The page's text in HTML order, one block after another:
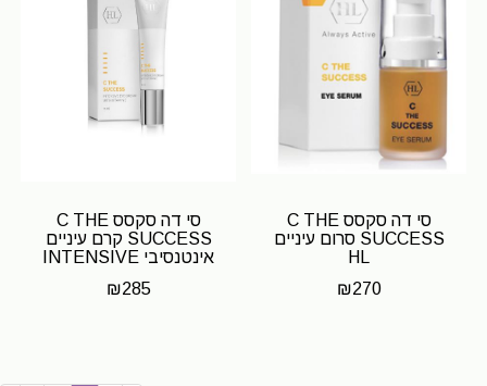
סי דה סקסס C THE
SUCCESS סרום עיניים
HL
₪270
סי דה סקסס C THE
SUCCESS קרם עיניים
אינטנסיבי INTENSIVE
₪285